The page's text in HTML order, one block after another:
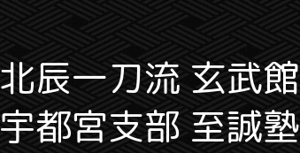
北辰一刀流 玄武館
宇都宮支部 至誠塾